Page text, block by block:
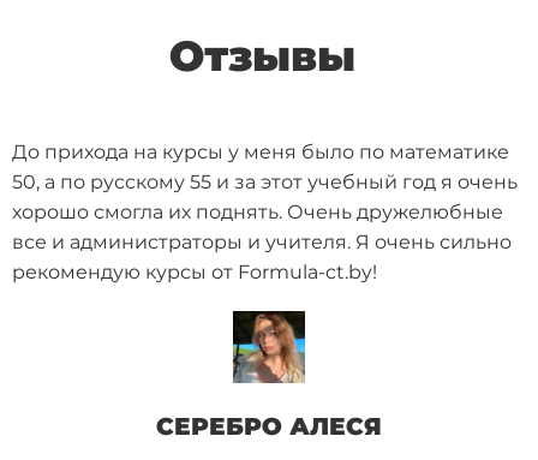
Отзывы
До прихода на курсы у меня было по математике
50, а по русскому 55 и за этот учебный год я очень
хорошо смогла их поднять. Очень дружелюбные
все и администраторы и учителя. Я очень сильно
рекомендую курсы от Formula-ct.by!
СЕРЕБРО АЛЕСЯ